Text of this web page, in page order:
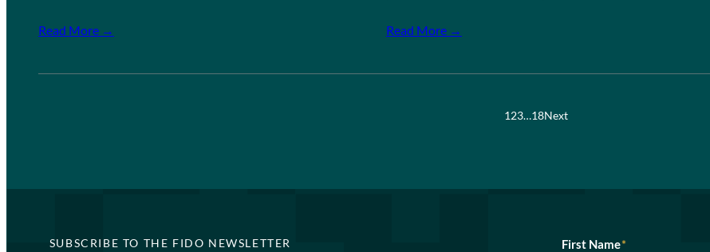
Read More → Read More →
123…18Next
SUBSCRIBE TO THE FIDO NEWSLETTER First Name*